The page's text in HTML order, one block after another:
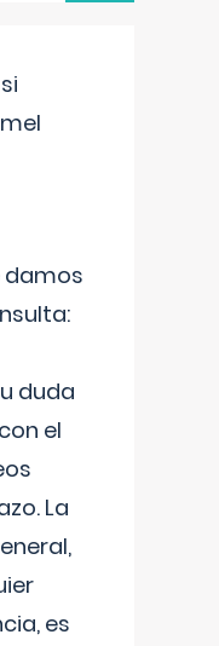
damos
duda
el
La
es